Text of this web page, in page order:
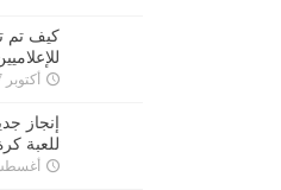
كيف تم
أكتوبر 27, 2022
إنجاز
للعبة
أغسطس